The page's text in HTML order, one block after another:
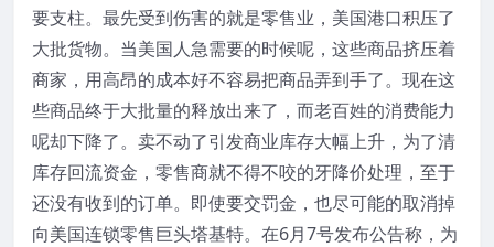
要支柱。最先受到伤害的就是零售业，美国港口积压了
大批货物。当美国人急需要的时候呢，这些商品挤压着
商家，用高昂的成本好不容易把商品弄到手了。现在这
些商品终于大批量的释放出来了，而老百姓的消费能力
呢却下降了。卖不动了引发商业库存大幅上升，为了清
库存回流资金，零售商就不得不咬的牙降价处理，至于
还没有收到的订单。即使要交罚金，也尽可能的取消掉
向美国连锁零售巨头塔基特。在6月7号发布公告称，为